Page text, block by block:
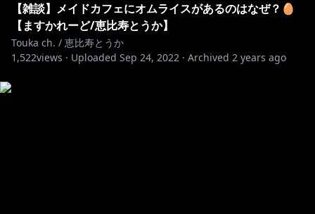
【雑談】メイドカフェにオムライスがあるのはなぜ？🥚
【ますかれーど/恵比寿とうか】
Touka ch. / 恵比寿とうか
1,522views · Uploaded Sep 24, 2022 · Archived 2 years ago